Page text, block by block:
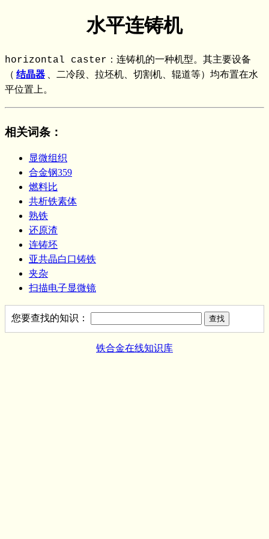
水平连铸机
horizontal caster：连铸机的一种机型。其主要设备
（ 结晶器 、二冷段、拉坯机、切割机、辊道等）均布置在水
平位置上。
相关词条 ：
显微组织
合金钢359
燃料比
共析铁素体
熟铁
还原渣
连铸坯
亚共晶白口铸铁
夹杂
扫描电子显微镜
您要查找的知识：
铁合金在线知识库